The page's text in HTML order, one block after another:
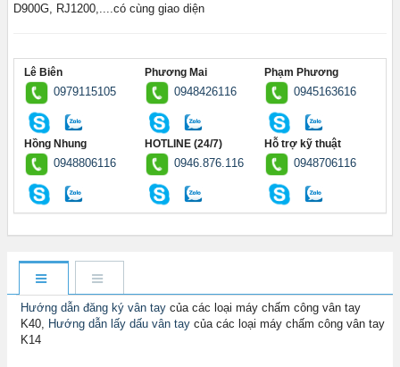
D900G, RJ1200,....có cùng giao diện
Lê Biên
0979115105
Phương Mai
0948426116
Phạm Phương
0945163616
Hồng Nhung
0948806116
HOTLINE (24/7)
0946.876.116
Hỗ trợ kỹ thuật
0948706116
Hướng dẫn đăng ký vân taycủa các loại máy chấm công vân tay
K40, Hướng dẫn lấy dấu vân taycủa các loại máy chấm công vân tay
K14